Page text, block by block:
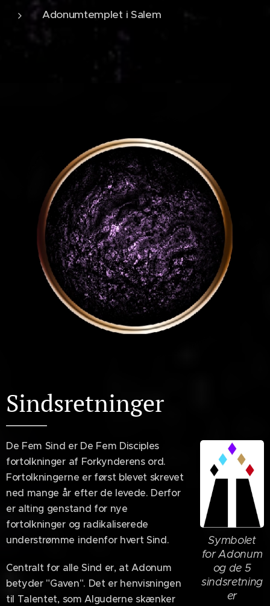
Adonumtemplet i Salem
Sindsretninger
Symbolet
for Adonum
og de 5
sindsretning
er
De Fem Sind er De Fem Disciples
fortolkninger af Forkynderens ord.
Fortolkningerne er først blevet skrevet
ned mange år efter de levede. Derfor
er alting genstand for nye
fortolkninger og radikaliserede
understrømme indenfor hvert Sind.
Centralt for alle Sind er, at Adonum
betyder "Gaven". Det er henvisningen
til Talentet, som Alguderne skænker